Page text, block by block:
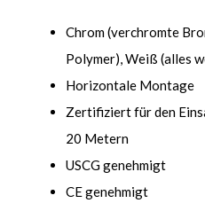
Chrom (verchromte
Polymer), Weiß (alles
Horizontale Montage
Zertifiziert für den
20 Metern
USCG genehmigt
CE genehmigt